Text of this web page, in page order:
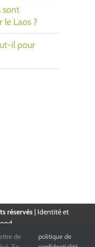
sont
le Laos ?
il pour
réservés | Identité et
LinkedIn
de
politique de